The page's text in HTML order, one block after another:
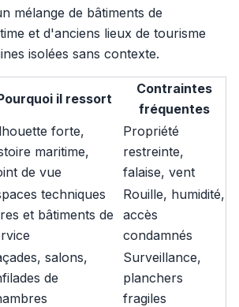
mélange de bâtiments de
et d'anciens lieux de tourisme
isolées sans contexte.
il ressort
Contraintes
fréquentes
forte,
maritime,
de vue
Propriété
restreinte,
falaise, vent
techniques
et bâtiments de
Rouille, humidité,
accès
condamnés
salons,
de
Surveillance,
planchers
fragiles